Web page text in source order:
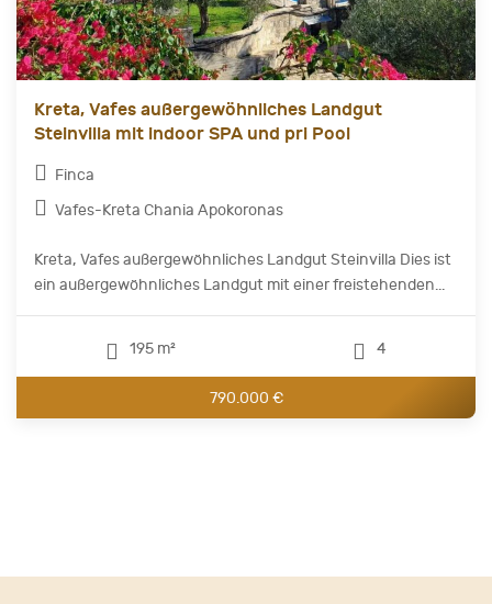
Kreta, Vafes außergewöhnliches Landgut
Steinvilla mit indoor SPA und pri Pool
Finca
Vafes-Kreta Chania Apokoronas
Kreta, Vafes außergewöhnliches Landgut Steinvilla Dies ist
ein außergewöhnliches Landgut mit einer freistehenden...
195 m² 4
790.000 €